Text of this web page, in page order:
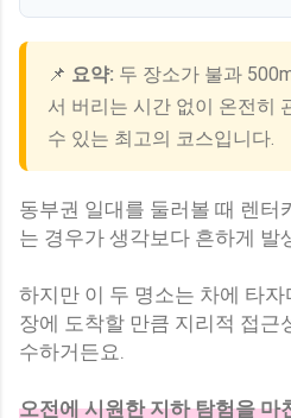
📌 요약: 두 장소가 불과
서 버리는 시간 없이 온전히
수 있는 최고의 코스입니다.
동부권 일대를 둘러볼 때 렌터
는 경우가 생각보다 흔하게 발
하지만 이 두 명소는 차에 타
장에 도착할 만큼 지리적 접근
수하거든요.
오전에 시원한 지하 탐험을 마